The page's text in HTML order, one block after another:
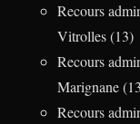
Recours
Vitrolles (13)
Recours
Marignane
Recours